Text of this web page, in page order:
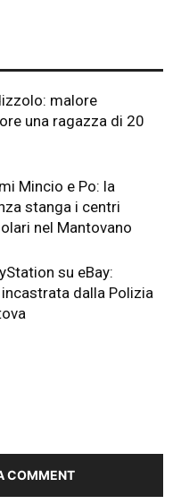
malore
una ragazza di 20
Mincio e Po: la
stanga i centri
nel Mantovano
su eBay:
dalla Polizia
COMMENT